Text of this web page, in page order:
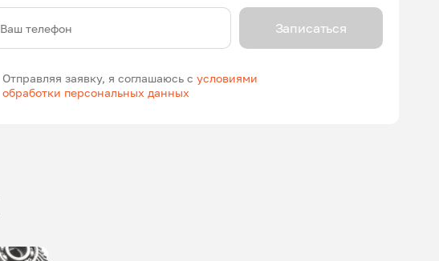
Ваш телефон
Отправляя заявку, я соглашаюсь сусловиями
обработки персональных данных
Записаться